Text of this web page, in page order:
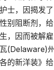
士，因揭发
别阻断剂，
，因而被解雇
(Delaware)
的新洋装》